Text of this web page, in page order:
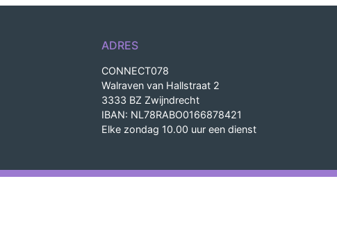
ADRES
CONNECT078
Walraven van Hallstraat 2
3333 BZ Zwijndrecht
IBAN: NL78RABO0166878421
Elke zondag 10.00 uur een dienst